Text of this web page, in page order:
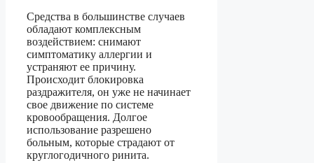
Средства в большинстве случаев
обладают комплексным
воздействием: снимают
симптоматику аллергии и
устраняют ее причину.
Происходит блокировка
раздражителя, он уже не начинает
свое движение по системе
кровообращения. Долгое
использование разрешено
больным, которые страдают от
круглогодичного ринита.